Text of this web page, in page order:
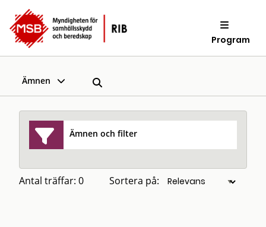
Program
Ämnen
Ämnen och filter
Antal träffar: 0 Sortera på: